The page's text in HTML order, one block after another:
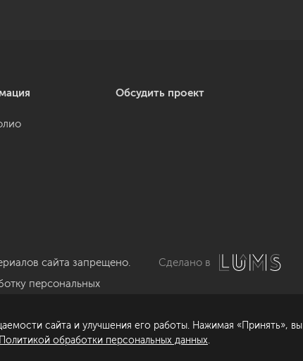
Обсудить проект
сайта запрещено.
персональных
персональных данных
Сделано в
сайта и улучшения его работы. Нажимая «Принять», вы
Политикой обработки персональных данных.